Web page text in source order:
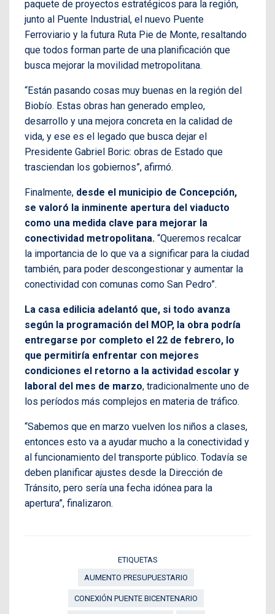
paquete de proyectos estratégicos para la región,
junto al Puente Industrial, el nuevo Puente
Ferroviario y la futura Ruta Pie de Monte, resaltando
que todos forman parte de una planificación que
busca mejorar la movilidad metropolitana.
“Están pasando cosas muy buenas en la región del
Biobío. Estas obras han generado empleo,
desarrollo y una mejora concreta en la calidad de
vida, y ese es el legado que busca dejar el
Presidente Gabriel Boric: obras de Estado que
trasciendan los gobiernos”, afirmó.
Finalmente, desde el municipio de Concepción,
se valoró la inminente apertura del viaducto
como una medida clave para mejorar la
conectividad metropolitana. “Queremos recalcar
la importancia de lo que va a significar para la ciudad
también, para poder descongestionar y aumentar la
conectividad con comunas como San Pedro”.
La casa edilicia adelantó que, si todo avanza
según la programación del MOP, la obra podría
entregarse por completo el 22 de febrero, lo
que permitiría enfrentar con mejores
condiciones el retorno a la actividad escolar y
laboral del mes de marzo, tradicionalmente uno de
los períodos más complejos en materia de tráfico.
“Sabemos que en marzo vuelven los niños a clases,
entonces esto va a ayudar mucho a la conectividad y
al funcionamiento del transporte público. Todavía se
deben planificar ajustes desde la Dirección de
Tránsito, pero sería una fecha idónea para la
apertura”, finalizaron.
ETIQUETAS
AUMENTO PRESUPUESTARIO
CONEXIÓN PUENTE BICENTENARIO